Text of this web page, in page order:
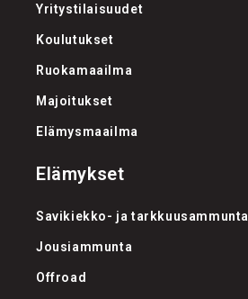
Yritystilaisuudet
Koulutukset
Ruokamaailma
Majoitukset
Elämysmaailma
Elämykset
Savikiekko- ja tarkkuusammunta
Jousiammunta
Offroad